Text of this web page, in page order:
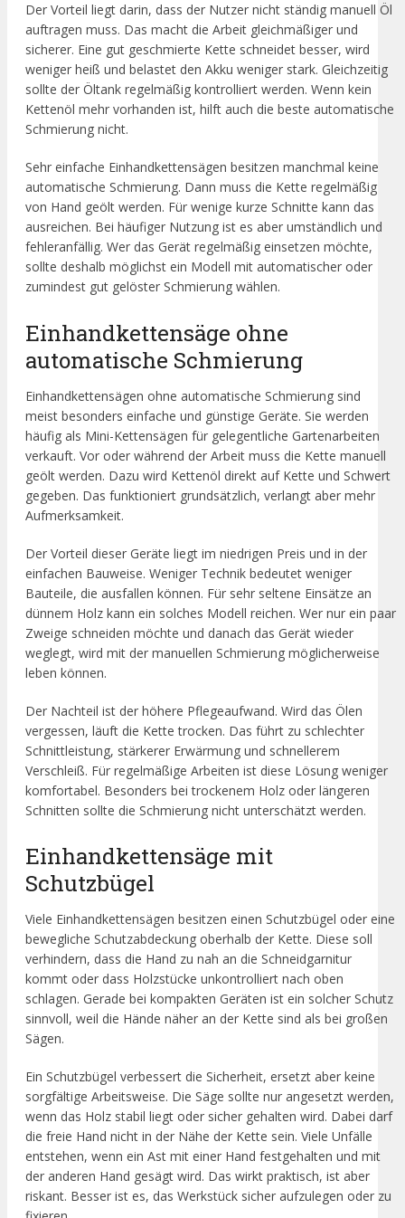
Der Vorteil liegt darin, dass der Nutzer nicht ständig manuell Öl
auftragen muss. Das macht die Arbeit gleichmäßiger und
sicherer. Eine gut geschmierte Kette schneidet besser, wird
weniger heiß und belastet den Akku weniger stark. Gleichzeitig
sollte der Öltank regelmäßig kontrolliert werden. Wenn kein
Kettenöl mehr vorhanden ist, hilft auch die beste automatische
Schmierung nicht.
Sehr einfache Einhandkettensägen besitzen manchmal keine
automatische Schmierung. Dann muss die Kette regelmäßig
von Hand geölt werden. Für wenige kurze Schnitte kann das
ausreichen. Bei häufiger Nutzung ist es aber umständlich und
fehleranfällig. Wer das Gerät regelmäßig einsetzen möchte,
sollte deshalb möglichst ein Modell mit automatischer oder
zumindest gut gelöster Schmierung wählen.
Einhandkettensäge ohne
automatische Schmierung
Einhandkettensägen ohne automatische Schmierung sind
meist besonders einfache und günstige Geräte. Sie werden
häufig als Mini-Kettensägen für gelegentliche Gartenarbeiten
verkauft. Vor oder während der Arbeit muss die Kette manuell
geölt werden. Dazu wird Kettenöl direkt auf Kette und Schwert
gegeben. Das funktioniert grundsätzlich, verlangt aber mehr
Aufmerksamkeit.
Der Vorteil dieser Geräte liegt im niedrigen Preis und in der
einfachen Bauweise. Weniger Technik bedeutet weniger
Bauteile, die ausfallen können. Für sehr seltene Einsätze an
dünnem Holz kann ein solches Modell reichen. Wer nur ein paar
Zweige schneiden möchte und danach das Gerät wieder
weglegt, wird mit der manuellen Schmierung möglicherweise
leben können.
Der Nachteil ist der höhere Pflegeaufwand. Wird das Ölen
vergessen, läuft die Kette trocken. Das führt zu schlechter
Schnittleistung, stärkerer Erwärmung und schnellerem
Verschleiß. Für regelmäßige Arbeiten ist diese Lösung weniger
komfortabel. Besonders bei trockenem Holz oder längeren
Schnitten sollte die Schmierung nicht unterschätzt werden.
Einhandkettensäge mit
Schutzbügel
Viele Einhandkettensägen besitzen einen Schutzbügel oder eine
bewegliche Schutzabdeckung oberhalb der Kette. Diese soll
verhindern, dass die Hand zu nah an die Schneidgarnitur
kommt oder dass Holzstücke unkontrolliert nach oben
schlagen. Gerade bei kompakten Geräten ist ein solcher Schutz
sinnvoll, weil die Hände näher an der Kette sind als bei großen
Sägen.
Ein Schutzbügel verbessert die Sicherheit, ersetzt aber keine
sorgfältige Arbeitsweise. Die Säge sollte nur angesetzt werden,
wenn das Holz stabil liegt oder sicher gehalten wird. Dabei darf
die freie Hand nicht in der Nähe der Kette sein. Viele Unfälle
entstehen, wenn ein Ast mit einer Hand festgehalten und mit
der anderen Hand gesägt wird. Das wirkt praktisch, ist aber
riskant. Besser ist es, das Werkstück sicher aufzulegen oder zu